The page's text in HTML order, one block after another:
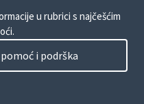
u rubrici s najčešćim
i podrška